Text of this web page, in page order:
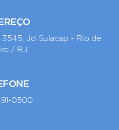
3545, Jd Sulacap - Rio de
/ RJ
0500